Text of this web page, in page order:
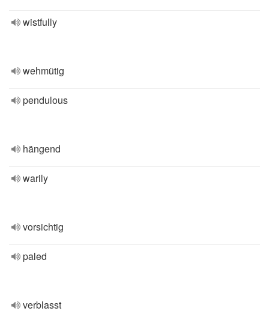
wistfully
wehmütig
pendulous
hängend
warily
vorsichtig
paled
verblasst